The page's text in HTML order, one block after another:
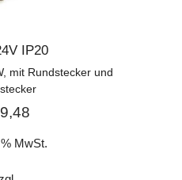
IP20
mit Rundstecker und
MwSt.